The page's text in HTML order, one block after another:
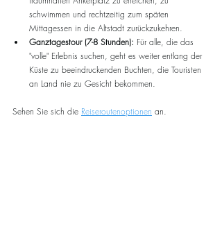
schwimmen und rechtzeitig zum späten
Mittagessen in die Altstadt zurückzukehren.
Ganztagestour (7-8 Stunden): Für alle, die das
"volle" Erlebnis suchen, geht es weiter entlang der
Küste zu beeindruckenden Buchten, die Touristen
an Land nie zu Gesicht bekommen.
Sehen Sie sich die Reiseroutenoptionen an.